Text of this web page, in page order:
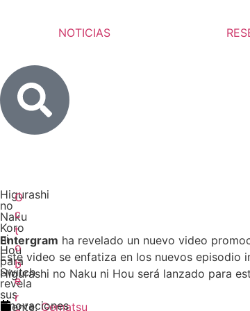
NOTICIAS
Higurashi
no
Naku
Koro
ni
Hou
para
Switch
revela
sus
innovaciones
O
c
t
o
b
e
r
Entergram ha revelado un nuevo video
Este video se enfatiza en los nuevos episodio
Higurashi no Naku ni Hou será lanzado para
Fuente: Gematsu